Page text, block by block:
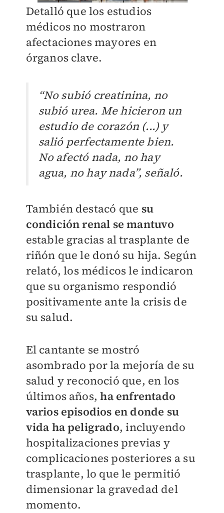
Detalló que los estudios
médicos no mostraron
afectaciones mayores en
órganos clave.
“No subió creatinina, no
subió urea. Me hicieron un
estudio de corazón (...) y
salió perfectamente bien.
No afectó nada, no hay
agua, no hay nada”, señaló.
También destacó que su
condición renal se mantuvo
estable gracias al trasplante de
riñón que le donó su hija. Según
relató, los médicos le indicaron
que su organismo respondió
positivamente ante la crisis de
su salud.
El cantante se mostró
asombrado por la mejoría de su
salud y reconoció que, en los
últimos años,ha enfrentado
varios episodios en donde su
vida ha peligrado, incluyendo
hospitalizaciones previas y
complicaciones posteriores a su
trasplante, lo que le permitió
dimensionar la gravedad del
momento.